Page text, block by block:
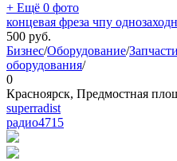
+ Ещё 0 фото
концевая фреза чпу
500 руб.
Бизнес/Оборудование/
оборудования/
0
Красноярск, Предмостная
superradist
радио4715